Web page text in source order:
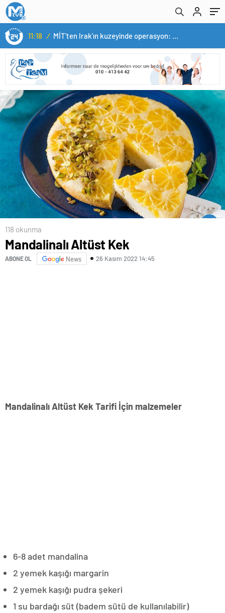
11:18 / MİT’ten Irak’ın kuzeyinde operasyon: Ramazan Güneş Türkiye’ye getirildi
118 okunma
Mandalinalı Altüst Kek
ABONE OL News 26 Kasım 2022 14:45
Mandalinalı Altüst Kek Tarifi İçin malzemeler
6-8 adet mandalina
2 yemek kaşığı margarin
2 yemek kaşığı pudra şekeri
1 su bardağı süt (badem sütü de kullanılabilir)